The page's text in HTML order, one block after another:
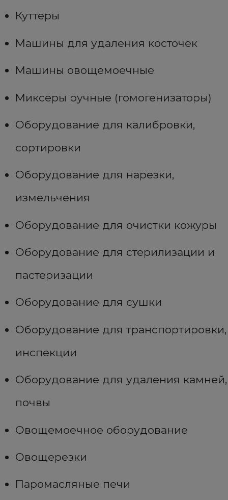
Куттеры
Машины для удаления косточек
Машины овощемоечные
Миксеры ручные (гомогенизаторы)
Оборудование для калибровки,
сортировки
Оборудование для нарезки,
измельчения
Оборудование для очистки кожуры
Оборудование для стерилизации и
пастеризации
Оборудование для сушки
Оборудование для транспортировки,
инспекции
Оборудование для удаления камней,
почвы
Овощемоечное оборудование
Овощерезки
Паромасляные печи